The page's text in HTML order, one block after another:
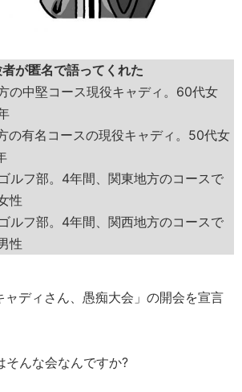
が匿名で語ってくれた
中堅コース現役キャディ。60代女
有名コースの現役キャディ。50代女
フ部。4年間、関東地方のコースで
性
フ部。4年間、関西地方のコースで
性
ャディさん、愚痴大会」の開会を宣言
そんな会なんですか?